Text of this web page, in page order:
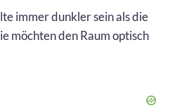
immer dunkler sein als die
möchten den Raum optisch